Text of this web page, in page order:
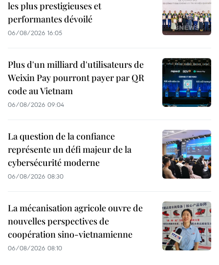
les plus prestigieuses et
performantes dévoilé
06/08/2026 16:05
Plus d'un milliard d'utilisateurs de
Weixin Pay pourront payer par QR
code au Vietnam
06/08/2026 09:04
La question de la confiance
représente un défi majeur de la
cybersécurité moderne
06/08/2026 08:30
La mécanisation agricole ouvre de
nouvelles perspectives de
coopération sino-vietnamienne
06/08/2026 08:10